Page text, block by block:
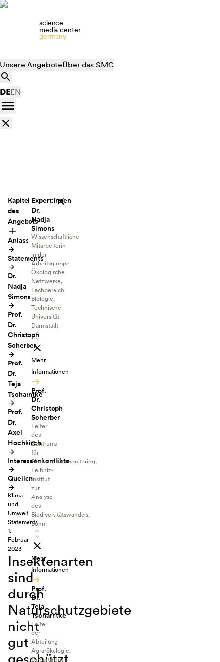
science
media center
germany
Unsere AngeboteÜber das SMC
DEEN
Kapitel
des
Angebots
Anlass
Statements
Dr.
Nadja
Simons
Prof.
Dr.
Christoph
Scherber
Prof.
Dr.
Teja
Tscharntke
Prof.
Dr.
Axel
Hochkirch
Interessenkonflikte
Quellen
Klima
und
Umwelt
Statements
1.
Februar
2023
Insektenarten
sind
durch
Naturschutzgebiete
nicht
gut
geschützt
Expert:innen
Dr.
Nadja
Simons
Wissenschaftliche
Mitarbeiterin
in der
Arbeitsgruppe
Ökologische
Netzwerke,
Fachbereich
Biologie,
Technische
Universität
Darmstadt
Mehr
Informationen
Prof.
Dr.
Christoph
Scherber
Leiter
des
Zentrums
für
Biodiversitätsmonitoring,
Leibniz-
Institut
zur
Analyse
des
Biodiversitätswandels,
Bonn
Mehr
Informationen
Prof.
Dr.
Teja
Tscharntke
Leiter
der
Abteilung
Agrarökologie,
Department